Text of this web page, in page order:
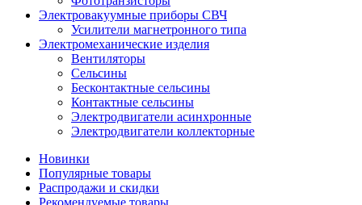
Электровакуумные приборы СВЧ
Усилители магнетронного типа
Электромеханические изделия
Вентиляторы
Сельсины
Бесконтактные сельсины
Контактные сельсины
Электродвигатели асинхронные
Электродвигатели коллекторные
Новинки
Популярные товары
Распродажи и скидки
Рекомендуемые товары